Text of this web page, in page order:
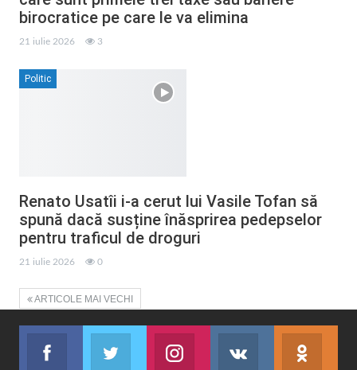
birocratice pe care le va elimina
21 iulie 2026 3
Politic
Renato Usatîi i-a cerut lui Vasile Tofan să
spună dacă susține înăsprirea pedepselor
pentru traficul de droguri
21 iulie 2026 0
ARTICOLE MAI VECHI
Facebook
Abonează-te
Twitter
Join us on TwitterJoin us on Instagram
Abonează-te